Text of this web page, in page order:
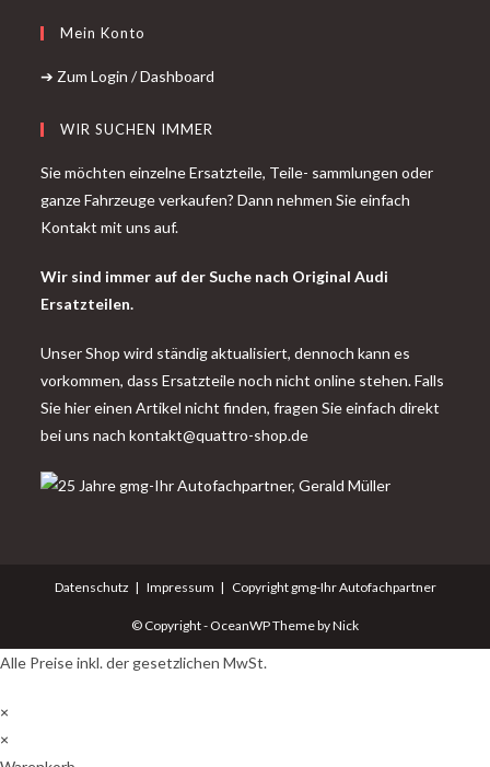
Mein Konto
➔ Zum Login / Dashboard
WIR SUCHEN IMMER
Sie möchten einzelne Ersatzteile, Teile- sammlungen oder
ganze Fahrzeuge verkaufen? Dann nehmen Sie einfach
Kontakt mit uns auf.
Wir sind immer auf der Suche nach Original Audi
Ersatzteilen.
Unser Shop wird ständig aktualisiert, dennoch kann es
vorkommen, dass Ersatzteile noch nicht online stehen. Falls
Sie hier einen Artikel nicht finden, fragen Sie einfach direkt
bei uns nachkontakt@quattro-shop.de
Datenschutz Impressum Copyright gmg-Ihr Autofachpartner
© Copyright - OceanWP Theme by Nick
Alle Preise inkl. der gesetzlichen MwSt.
×
×